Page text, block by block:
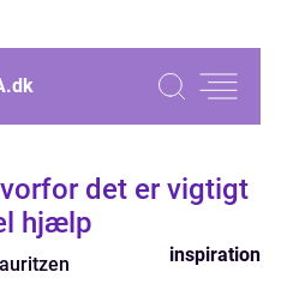
dk
det er vigtigt
hjælp
inspiration